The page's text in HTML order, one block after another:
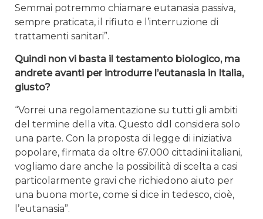
Semmai potremmo chiamare eutanasia passiva,
sempre praticata, il rifiuto e l’interruzione di
trattamenti sanitari”.
Quindi non vi basta il testamento biologico, ma
andrete avanti per introdurre l’eutanasia in Italia,
giusto?
“Vorrei una regolamentazione su tutti gli ambiti
del termine della vita. Questo ddl considera solo
una parte. Con la proposta di legge di iniziativa
popolare, firmata da oltre 67.000 cittadini italiani,
vogliamo dare anche la possibilità di scelta a casi
particolarmente gravi che richiedono aiuto per
una buona morte, come si dice in tedesco, cioè,
l’eutanasia”.